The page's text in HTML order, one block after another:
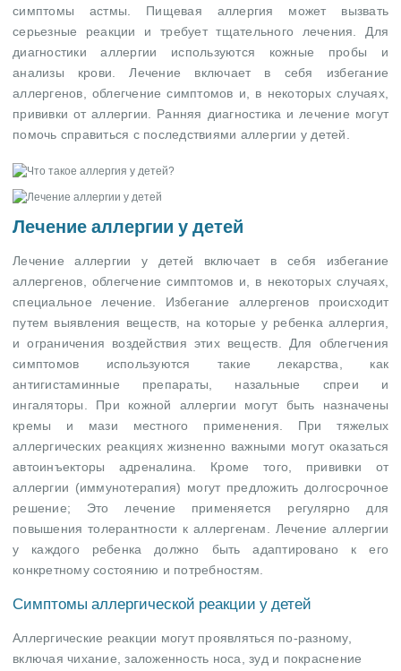
симптомы астмы. Пищевая аллергия может вызвать
серьезные реакции и требует тщательного лечения. Для
диагностики аллергии используются кожные пробы и
анализы крови. Лечение включает в себя избегание
аллергенов, облегчение симптомов и, в некоторых случаях,
прививки от аллергии. Ранняя диагностика и лечение могут
помочь справиться с последствиями аллергии у детей.
Лечение аллергии у детей
Лечение аллергии у детей включает в себя избегание
аллергенов, облегчение симптомов и, в некоторых случаях,
специальное лечение. Избегание аллергенов происходит
путем выявления веществ, на которые у ребенка аллергия,
и ограничения воздействия этих веществ. Для облегчения
симптомов используются такие лекарства, как
антигистаминные препараты, назальные спреи и
ингаляторы. При кожной аллергии могут быть назначены
кремы и мази местного применения. При тяжелых
аллергических реакциях жизненно важными могут оказаться
автоинъекторы адреналина. Кроме того, прививки от
аллергии (иммунотерапия) могут предложить долгосрочное
решение; Это лечение применяется регулярно для
повышения толерантности к аллергенам. Лечение аллергии
у каждого ребенка должно быть адаптировано к его
конкретному состоянию и потребностям.
Симптомы аллергической реакции у детей
Аллергические реакции могут проявляться по-разному,
включая чихание, заложенность носа, зуд и покраснение